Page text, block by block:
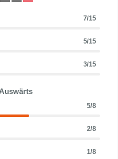
7/15
5/15
3/15
5/8
2/8
1/8